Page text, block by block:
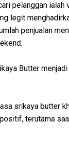
pelanggan
legit
penjualan
Butter
srikaya butter
terutama